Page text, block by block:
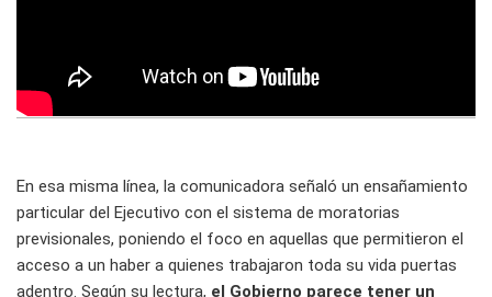
En esa misma línea, la comunicadora señaló un ensañamiento
particular del Ejecutivo con el sistema de moratorias
previsionales, poniendo el foco en aquellas que permitieron el
acceso a un haber a quienes trabajaron toda su vida puertas
adentro. Según su lectura, el Gobierno parece tener un